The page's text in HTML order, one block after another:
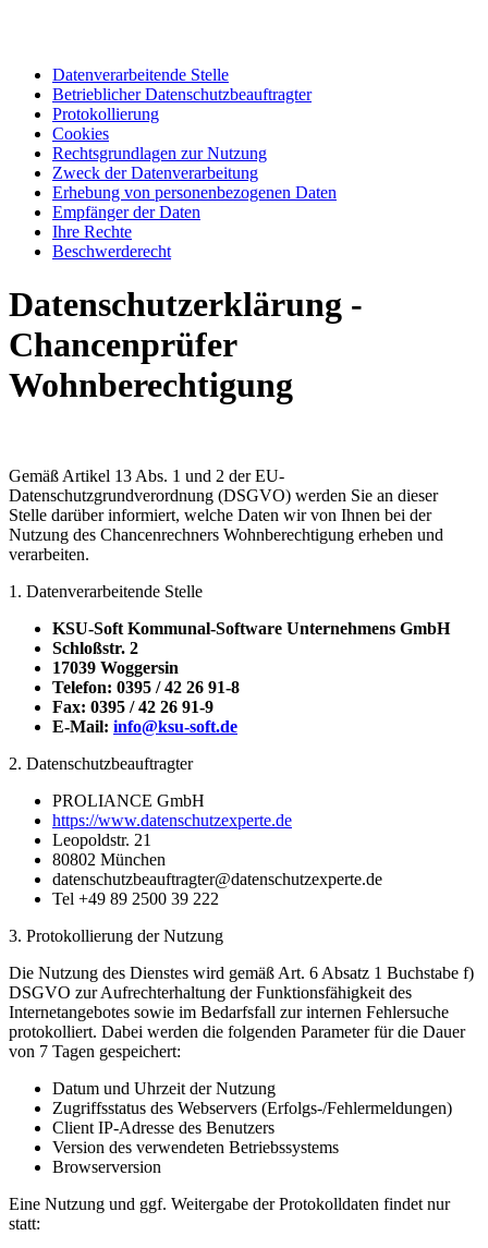
Datenverarbeitende Stelle
Betrieblicher Datenschutzbeauftragter
Protokollierung
Cookies
Rechtsgrundlagen zur Nutzung
Zweck der Datenverarbeitung
Erhebung von personenbezogenen Daten
Empfänger der Daten
Ihre Rechte
Beschwerderecht
Datenschutzerklärung -
Chancenprüfer
Wohnberechtigung
Gemäß Artikel 13 Abs. 1 und 2 der EU-
Datenschutzgrundverordnung (DSGVO) werden Sie an dieser
Stelle darüber informiert, welche Daten wir von Ihnen bei der
Nutzung des Chancenrechners Wohnberechtigung erheben und
verarbeiten.
1. Datenverarbeitende Stelle
KSU-Soft Kommunal-Software Unternehmens GmbH
Schloßstr. 2
17039 Woggersin
Telefon: 0395 / 42 26 91-8
Fax: 0395 / 42 26 91-9
E-Mail: info@ksu-soft.de
2. Datenschutzbeauftragter
PROLIANCE GmbH
https://www.datenschutzexperte.de
Leopoldstr. 21
80802 München
datenschutzbeauftragter@datenschutzexperte.de
Tel +49 89 2500 39 222
3. Protokollierung der Nutzung
Die Nutzung des Dienstes wird gemäß Art. 6 Absatz 1 Buchstabe f)
DSGVO zur Aufrechterhaltung der Funktionsfähigkeit des
Internetangebotes sowie im Bedarfsfall zur internen Fehlersuche
protokolliert. Dabei werden die folgenden Parameter für die Dauer
von 7 Tagen gespeichert:
Datum und Uhrzeit der Nutzung
Zugriffsstatus des Webservers (Erfolgs-/Fehlermeldungen)
Client IP-Adresse des Benutzers
Version des verwendeten Betriebssystems
Browserversion
Eine Nutzung und ggf. Weitergabe der Protokolldaten findet nur
statt: